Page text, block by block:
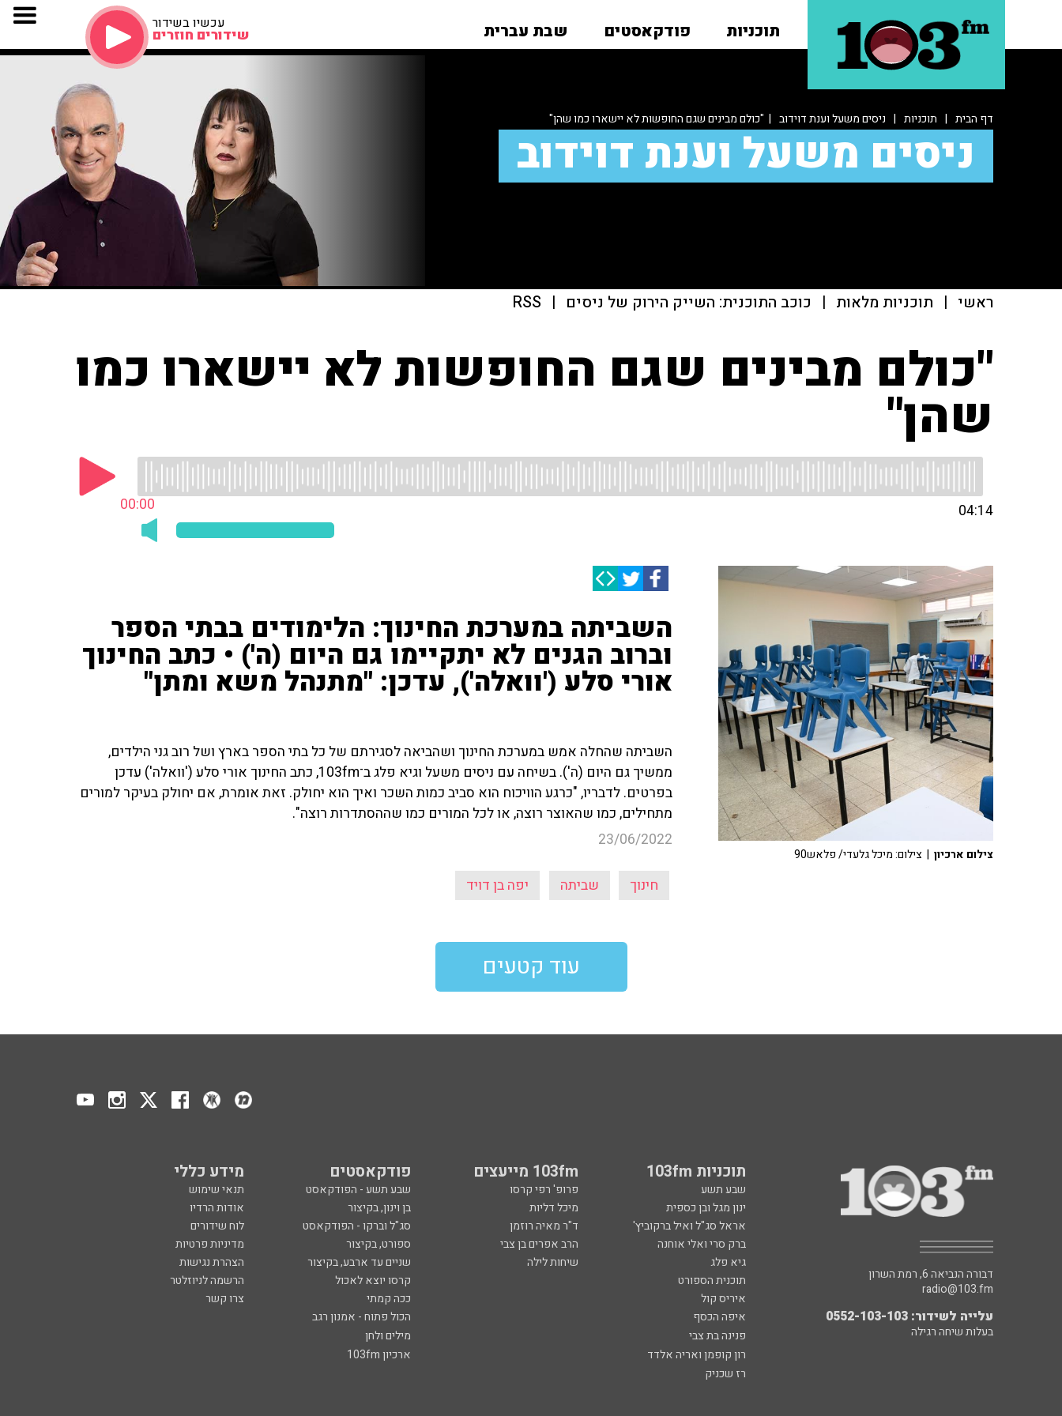
תוכניות פודקאסטים שבת עברית עכשיו בשידור
שידורים חוזרים
דף הבית | תוכניות | ניסים משעל וענת דוידוב | "כולם מבינים שגם החופשות לא יישארו כמו שהן"
ניסים משעל וענת דוידוב
ראשי | תוכניות מלאות | כוכב התוכנית: השייק הירוק של ניסים |
RSS
"כולם מבינים שגם החופשות לא יישארו כמו
שהן"
00:00 04:14
השביתה במערכת החינוך: הלימודים בבתי הספר
וברוב הגנים לא יתקיימו גם היום (ה') • כתב החינוך
אורי סלע ('וואלה'), עדכן: "מתנהל משא ומתן"
השביתה שהחלה אמש במערכת החינוך ושהביאה לסגירתם של כל בתי הספר בארץ ושל רוב גני הילדים,
ממשיך גם היום (ה'). בשיחה עם ניסים משעל וגיא פלג ב־103fm, כתב החינוך אורי סלע ('וואלה') עדכן
בפרטים. לדבריו, "כרגע הוויכוח הוא סביב כמות השכר ואיך הוא יחולק. זאת אומרת, אם יחולק בעיקר למורים
מתחילים, כמו שהאוצר רוצה, או לכל המורים כמו שההסתדרות רוצה".
23/06/2022
חינוך שביתה יפה בן דויד
צילום ארכיון | צילום: מיכל גלעדי/ פלאש90
עוד קטעים
תוכניות 103fm 103fm מייעצים פודקאסטים מידע כללי
שבע תשע פרופ' רפי קרסו שבע תשע - הפודקאסט
תנאי שימוש
ינון מגל ובן כספית
מיכל דליות בן וינון, בקיצור
אודות הרדיו
אראל סג"ל ואיל ברקוביץ'
ד"ר מאיה רוזמן סג"ל וברקו - הפודקאסט
לוח שידורים
ברק סרי ואלי אוחנה
הרב אפרים בן צבי ספורט, בקיצור
מדיניות פרטיות
גיא פלג
שיחות לילה שניים עד ארבע, בקיצור
הצהרת נגישות
תוכנית הספורט
קרסו יוצא לאכול
הרשמה לניוזלטר
איריס קול
ככה קמתי
צרו קשר
איפה הכסף
הכול פתוח - אמנון רגב
פנינה בת צבי
מילים ולחן
רון קופמן ואריה אלדד
ארכיון 103fm
רז שכניק
דבורה הנביאה 6, רמת השרון
radio@103.fm
עלייה לשידור: 0552-103-103
בעלות שיחה רגילה